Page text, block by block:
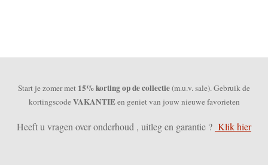
Start je zomer met 15% korting op de collectie(m.u.v. sale). Gebruik de
kortingscodeVAKANTIEen geniet van jouw nieuwe favorieten
Heeft u vragen over onderhoud , uitleg en garantie ? Klik hier